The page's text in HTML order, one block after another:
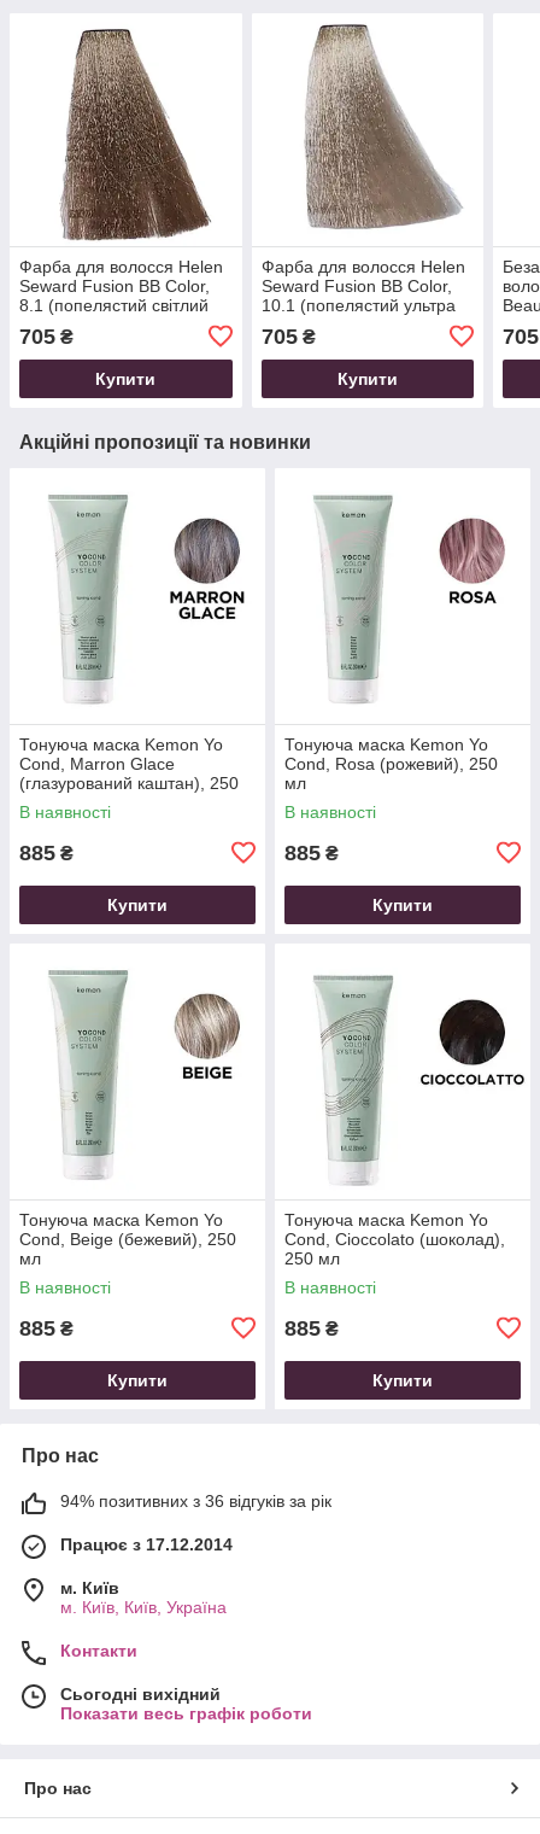
Фарба для волосся Helen
Seward Fusion BB Color,
8.1 (попелястий світлий
705 ₴
Купити
Фарба для волосся Helen
Seward Fusion BB Color,
10.1 (попелястий ультра
світлий блондин), 100 мл
705₴
Купити
100
705
Акційні пропозиції та новинки
Тонуюча маска Kemon Yo
Cond, Marron Glace
(глазурований каштан), 250
мл
В наявності
885 ₴
Купити
Тонуюча маска Kemon Yo
Cond, Rosa (рожевий), 250
мл
В наявності
885 ₴
Купити
Тонуюча маска Kemon Yo
Cond, Beige (бежевий), 250
мл
В наявності
885 ₴
Купити
Тонуюча маска Kemon Yo
Cond, Cioccolato (шоколад),
250 мл
В наявності
885 ₴
Купити
Про нас
94% позитивних з 36 відгуків за рік
Працює з 17.12.2014
м. Київ
м. Київ, Київ, Україна
Контакти
Сьогодні вихідний
Показати весь графік роботи
Про нас